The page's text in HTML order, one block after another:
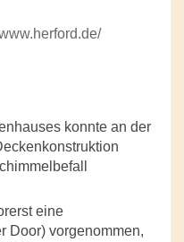
konnte an der
eine
Door) vorgenommen,